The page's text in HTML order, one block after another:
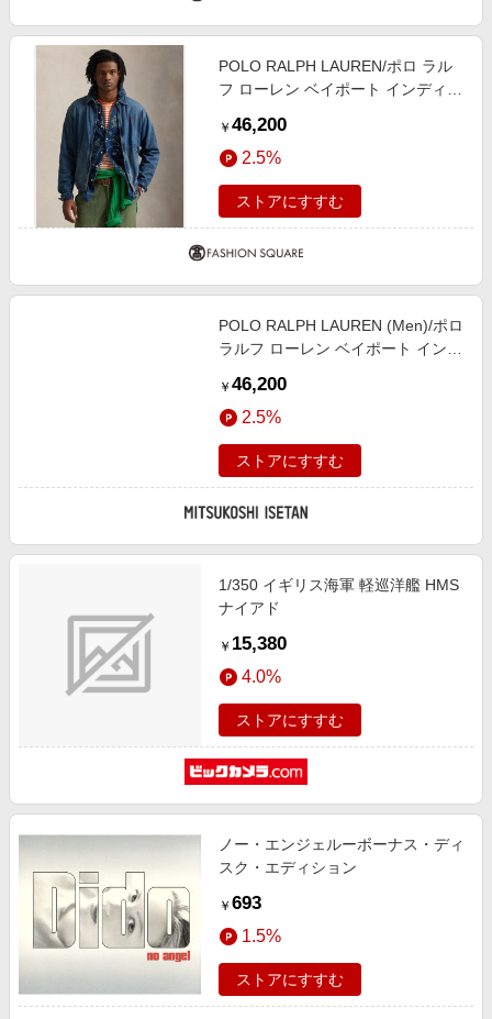
POLO RALPH LAUREN/ポロ ラル
フ ローレン ベイポート インディゴ
ー S
￥ 46,200
2.5%
ストアにすすむ
POLO RALPH LAUREN (Men)/ポロ
ラルフ ローレン ベイポート インデ
MNPOOTW16021601 400ブルー
コート・ジャケット【三越伊勢丹/
公式】
￥ 46,200
2.5%
ストアにすすむ
1/350 イギリス海軍 軽巡洋艦 HMS
ナイアド
￥ 15,380
4.0%
ストアにすすむ
ノー・エンジェルーボーナス・ディ
スク・エディション
￥ 693
1.5%
ストアにすすむ